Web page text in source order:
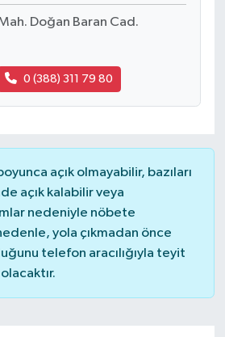
Doğan Baran Cad.
0 (388) 311 79 80
açık olmayabilir, bazıları
açık kalabilir veya
nedeniyle nöbete
yola çıkmadan önce
telefon aracılığıyla teyit